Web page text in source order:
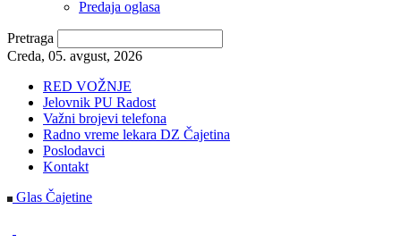
Predaja oglasa
Pretraga
Creda, 05. avgust, 2026
RED VOŽNJE
Jelovnik PU Radost
Važni brojevi telefona
Radno vreme lekara DZ Čajetina
Poslodavci
Kontakt
Glas Čajetine